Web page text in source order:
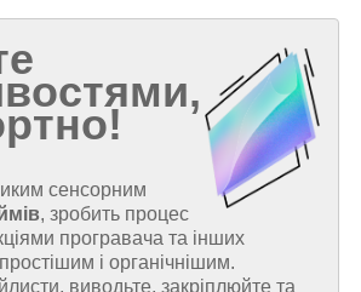
сенсорним
, зробить процес
програвача та інших
і органічнішим.
виводьте, закріплюйте та